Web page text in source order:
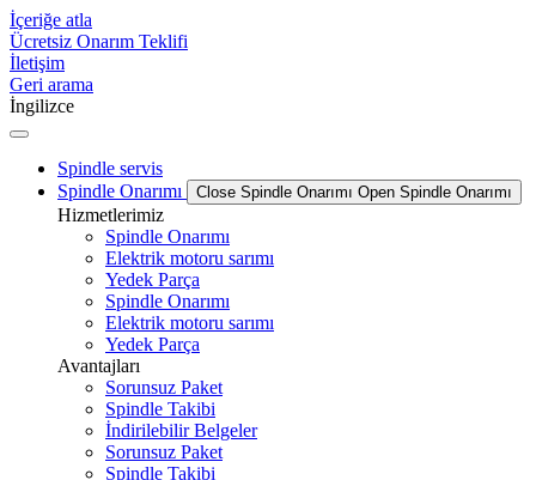
İçeriğe atla
Ücretsiz Onarım Teklifi
İletişim
Geri arama
İngilizce
Spindle servis
Spindle Onarımı
Close Spindle Onarımı Open Spindle Onarımı
Hizmetlerimiz
Spindle Onarımı
Elektrik motoru sarımı
Yedek Parça
Spindle Onarımı
Elektrik motoru sarımı
Yedek Parça
Avantajları
Sorunsuz Paket
Spindle Takibi
İndirilebilir Belgeler
Sorunsuz Paket
Spindle Takibi